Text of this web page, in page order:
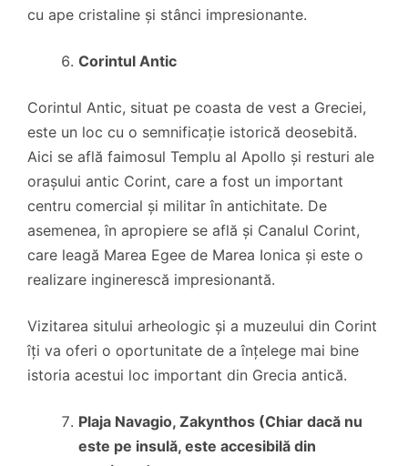
cu ape cristaline și stânci impresionante.
Corintul Antic
Corintul Antic, situat pe coasta de vest a Greciei,
este un loc cu o semnificație istorică deosebită.
Aici se află faimosul Templu al Apollo și resturi ale
orașului antic Corint, care a fost un important
centru comercial și militar în antichitate. De
asemenea, în apropiere se află și Canalul Corint,
care leagă Marea Egee de Marea Ionica și este o
realizare inginerescă impresionantă.
Vizitarea sitului arheologic și a muzeului din Corint
îți va oferi o oportunitate de a înțelege mai bine
istoria acestui loc important din Grecia antică.
Plaja Navagio, Zakynthos (Chiar dacă nu
este pe insulă, este accesibilă din